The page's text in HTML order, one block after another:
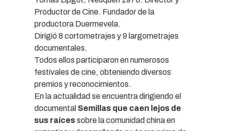
Productor de Cine. Fundador de la
productora Duermevela.
Dirigió 8 cortometrajes y 9 largometrajes
documentales.
Todos ellos participaron en numerosos
festivales de cine, obteniendo diversos
premios y reconocimientos.
En la actualidad se encuentra dirigiendo el
documental Semillas que caen lejos de
sus raícessobre la comunidad china en